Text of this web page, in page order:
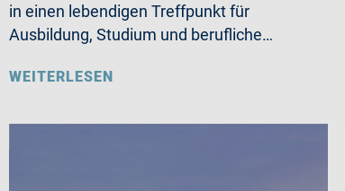
in einen lebendigen Treffpunkt für
Ausbildung, Studium und berufliche…
WEITERLESEN